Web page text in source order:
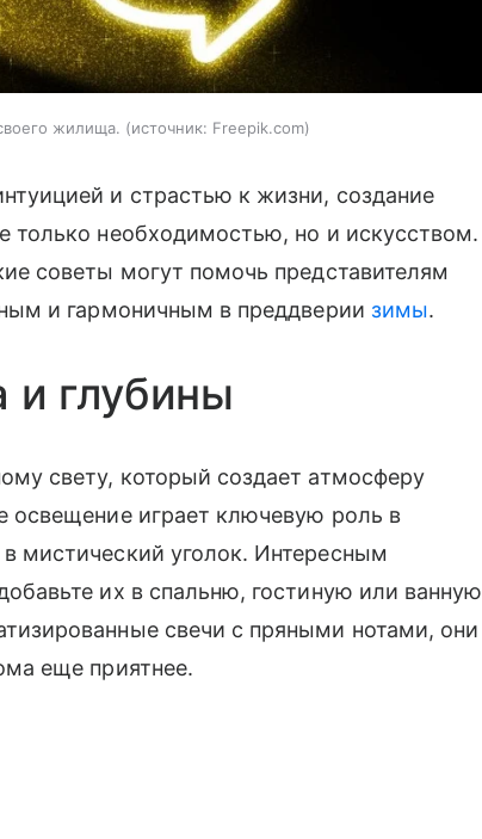
жилища. источник: Freepik.com
и страстью к жизни, создание
только необходимостью, но и искусством.
советы могут помочь представителям
и гармоничным в преддверии зимы.
глубины
свету, который создает атмосферу
освещение играет ключевую роль в
мистический уголок. Интересным
их в спальню, гостиную или ванную
свечи с пряными нотами, они
еще приятнее.